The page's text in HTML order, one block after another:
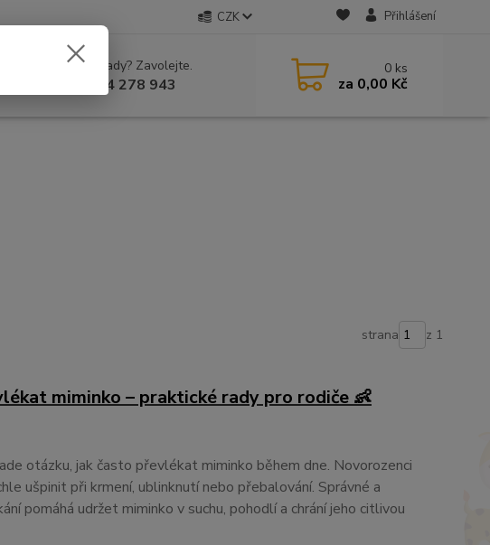
CZK Přihlášení
Nevíte si rady? Zavolejte.
+420 604 278 943
0 ks
za 0,00 Kč
strana z 1
miminko – praktické rady pro rodiče 👶
otázku, jak často převlékat miminko během dne. Novorozenci
ušpinit při krmení, ublinknutí nebo přebalování. Správné a
pomáhá udržet miminko v suchu, pohodlí a chrání jeho citlivou